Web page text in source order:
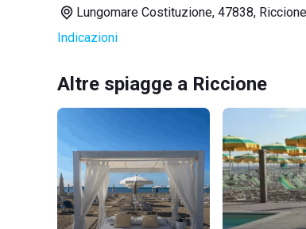
Lungomare Costituzione, 47838, Riccione
Indicazioni
Altre spiagge a Riccione